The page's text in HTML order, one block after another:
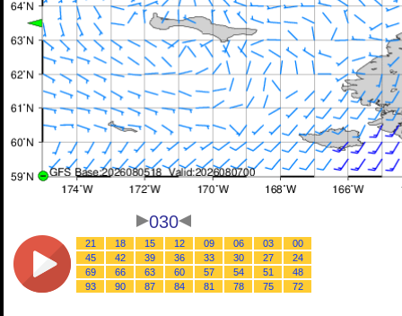
030
00
03
06
09
12
15
18
21
24
27
30
33
36
39
42
45
48
51
54
57
60
63
66
69
72
75
78
81
84
87
90
93